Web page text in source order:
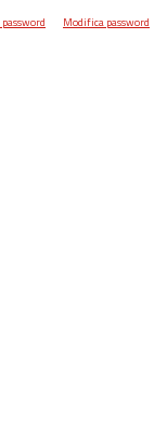
password Modifica password